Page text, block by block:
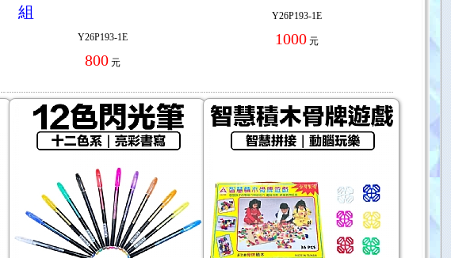
組
Y26P193-1E
800元
Y26P193-1E
1000元